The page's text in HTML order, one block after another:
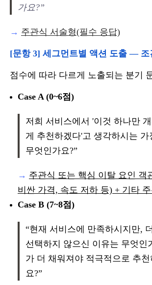
가요?”
→ 주관식 서술형(필수 응답)
[문항 3] 세그먼트별 액션 도출 — 조
점수에 따라 다르게 노출되는 분기
Case A (0~6점)
저희 서비스에서 '이것 하나만
게 추천하겠다'고 생각하시는 가
무엇인가요?”
→ 주관식 또는 핵심 이탈 요인 객
비싼 가격, 속도 저하 등) + 기타
Case B (7~8점)
“현재 서비스에 만족하시지만,
선택하지 않으신 이유는 무엇인
가 더 채워져야 적극적으로 추
요?”